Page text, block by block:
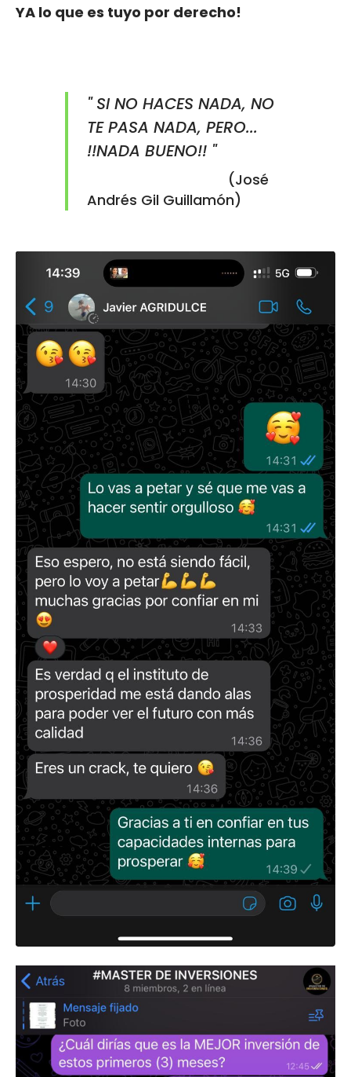
YA lo que es tuyo por derecho!
" SI NO HACES NADA, NO
TE PASA NADA, PERO...
!!NADA BUENO!! "
(José
Andrés Gil Guillamón)